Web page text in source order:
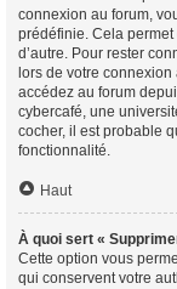
connexion au forum,
prédéfinie. Cela permet
d’autre. Pour rester
lors de votre
accédez au forum
cybercafé, une
cocher, il est probable
fonctionnalité.
Haut
À quoi sert «
Cette option vous
qui conservent votre